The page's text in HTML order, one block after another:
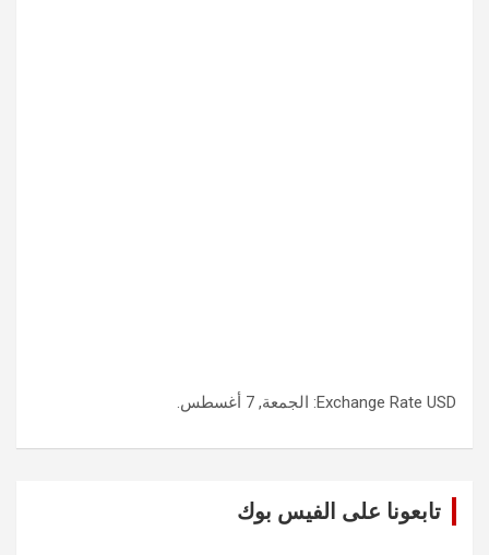
Exchange Rate USD : الجمعة, 7 أغسطس.
تابعونا على الفيس بوك